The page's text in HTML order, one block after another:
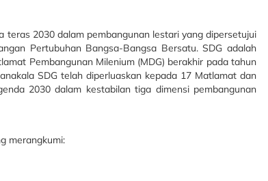
teras 2030 dalam pembangunan lestari yang dipersetujui
Pertubuhan Bangsa-Bangsa Bersatu. SDG adalah
Pembangunan Milenium (MDG) berakhir pada tahun
SDG telah diperluaskan kepada 17 Matlamat dan
2030 dalam kestabilan tiga dimensi pembangunan
merangkumi: